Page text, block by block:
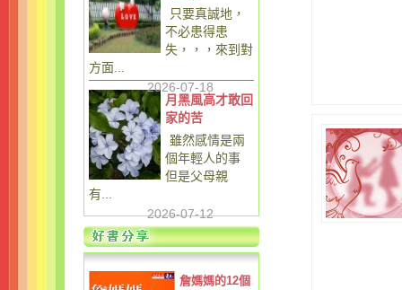
只要真誠地，
不必患得患
失，，，來到對
方面...
2026-07-18
月黑風高才敢回
家的苦
雖然感情是兩
個年輕人的事
但是父母親
有...
2026-07-12
詹媽媽的12個